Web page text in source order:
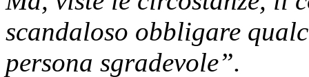
scandaloso obbligare
persona sgradevole”.